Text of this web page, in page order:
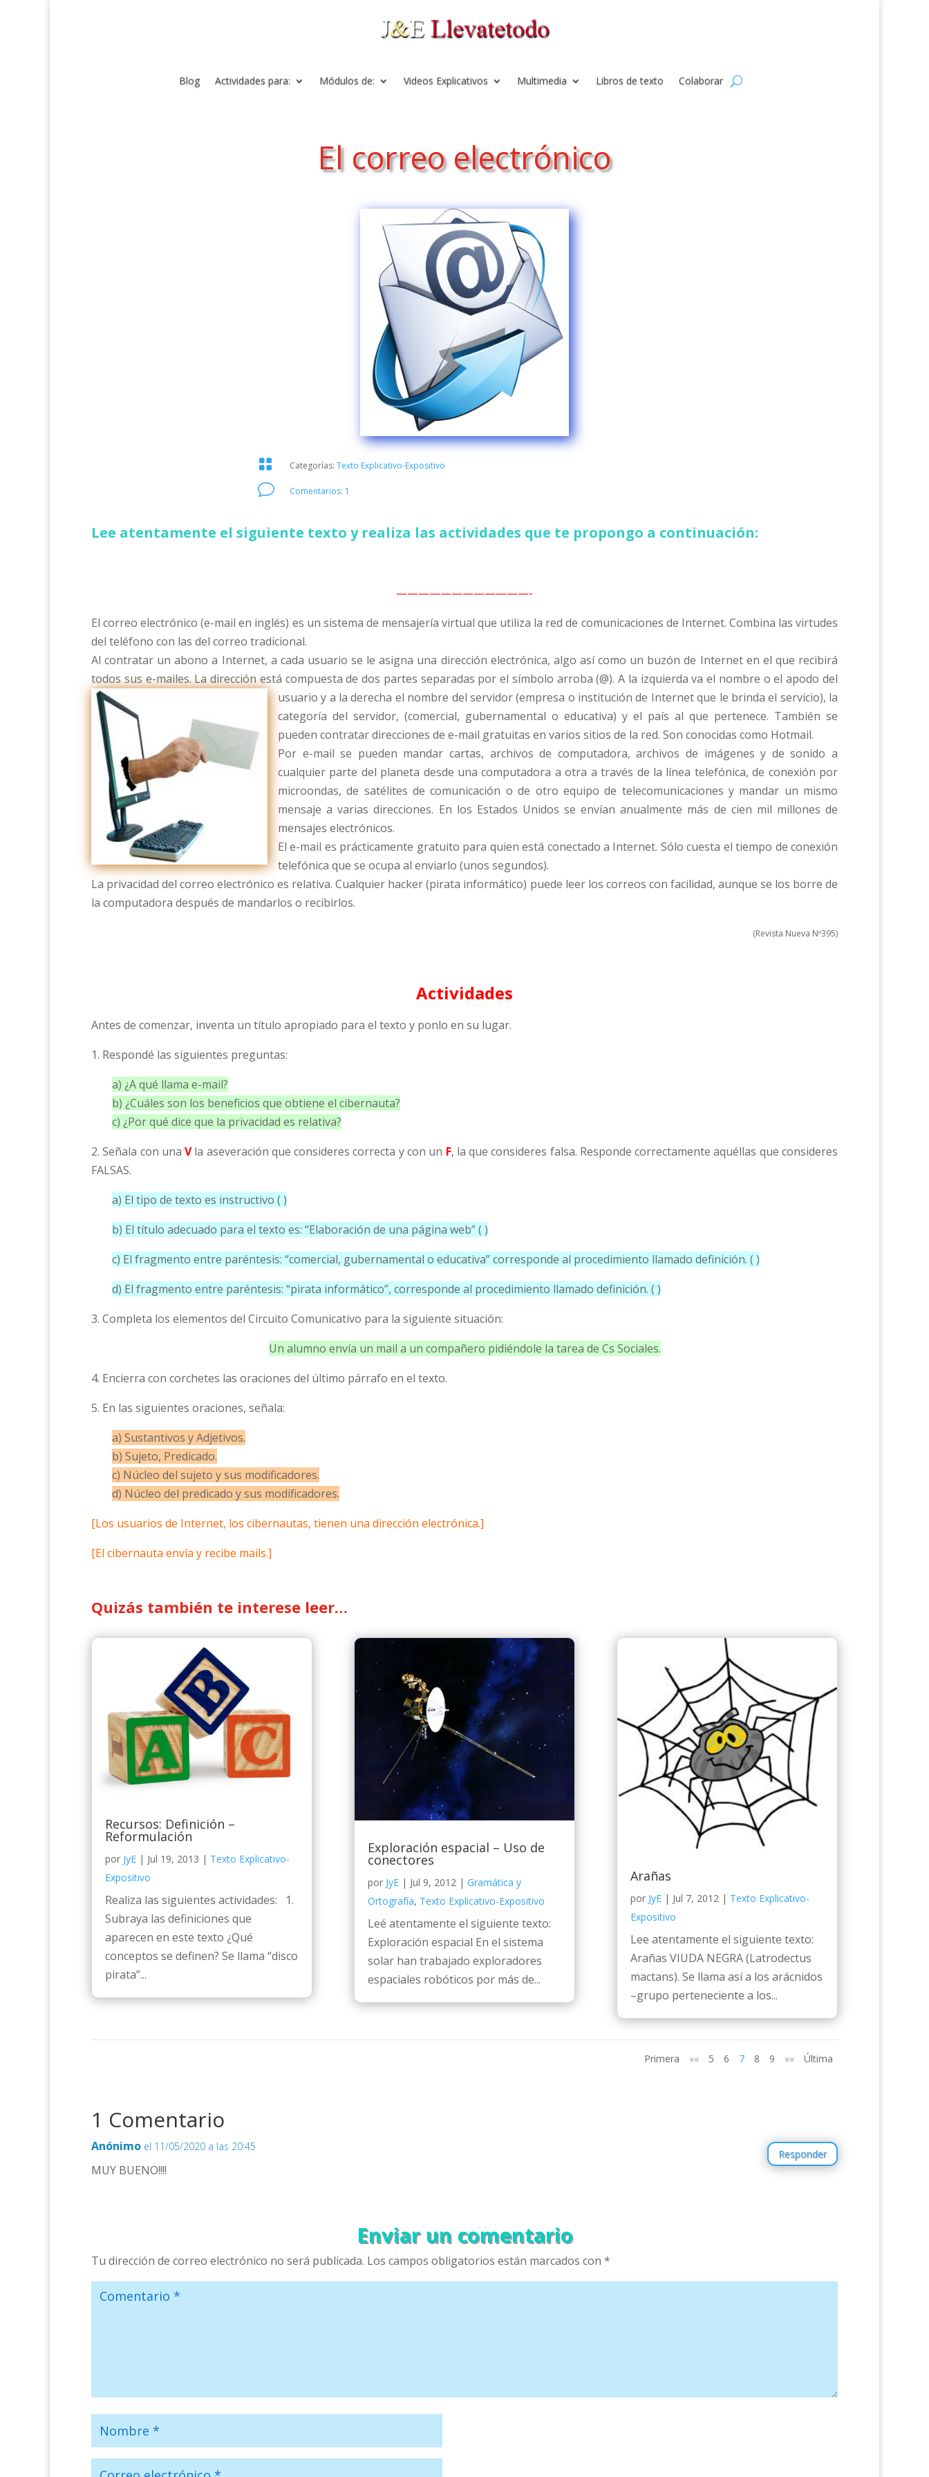
Blog Actividades para: Módulos de: Videos Explicativos Multimedia Libros de texto Colaborar
El correo electrónico
 Categorías: Texto Explicativo-Expositivo
v Comentarios: 1
Lee atentamente el siguiente texto y realiza las actividades que te propongo a continuación:
————————————-
El correo electrónico (e-mail en inglés) es un sistema de mensajería virtual que utiliza la red de comunicaciones de Internet. Combina las virtudes
del teléfono con las del correo tradicional.
Al contratar un abono a Internet, a cada usuario se le asigna una dirección electrónica, algo así como un buzón de Internet en el que recibirá
todos sus e-mailes. La dirección está compuesta de dos partes separadas por el símbolo arroba (@). A la izquierda va el nombre o el apodo del
usuario y a la derecha el nombre del servidor (empresa o institución de Internet que le brinda el servicio), la
categoría del servidor, (comercial, gubernamental o educativa) y el país al que pertenece. También se
pueden contratar direcciones de e-mail gratuitas en varios sitios de la red. Son conocidas como Hotmail.
Por e-mail se pueden mandar cartas, archivos de computadora, archivos de imágenes y de sonido a
cualquier parte del planeta desde una computadora a otra a través de la línea telefónica, de conexión por
microondas, de satélites de comunicación o de otro equipo de telecomunicaciones y mandar un mismo
mensaje a varias direcciones. En los Estados Unidos se envían anualmente más de cien mil millones de
mensajes electrónicos.
El e-mail es prácticamente gratuito para quien está conectado a Internet. Sólo cuesta el tiempo de conexión
telefónica que se ocupa al enviarlo (unos segundos).
La privacidad del correo electrónico es relativa. Cualquier hacker (pirata informático) puede leer los correos con facilidad, aunque se los borre de
la computadora después de mandarlos o recibirlos.
(Revista Nueva Nº395)
Actividades
Antes de comenzar, inventa un título apropiado para el texto y ponlo en su lugar.
1. Respondé las siguientes preguntas:
a) ¿A qué llama e-mail?
b) ¿Cuáles son los beneficios que obtiene el cibernauta?
c) ¿Por qué dice que la privacidad es relativa?
2. Señala con unaVla aseveración que consideres correcta y con un F, la que consideres falsa. Responde correctamente aquéllas que consideres
FALSAS.
a) El tipo de texto es instructivo ( )
b) El título adecuado para el texto es: “Elaboración de una página web” ( )
c) El fragmento entre paréntesis: “comercial, gubernamental o educativa” corresponde al procedimiento llamado definición. ( )
d) El fragmento entre paréntesis: “pirata informático”, corresponde al procedimiento llamado definición. ( )
3. Completa los elementos del Circuito Comunicativo para la siguiente situación:
Un alumno envía un mail a un compañero pidiéndole la tarea de Cs Sociales.
4. Encierra con corchetes las oraciones del último párrafo en el texto.
5. En las siguientes oraciones, señala:
a) Sustantivos y Adjetivos.
b) Sujeto, Predicado.
c) Núcleo del sujeto y sus modificadores.
d) Núcleo del predicado y sus modificadores.
[Los usuarios de Internet, los cibernautas, tienen una dirección electrónica.]
[El cibernauta envía y recibe mails.]
Quizás también te interese leer…
Recursos: Definición –
Reformulación
por JyE | Jul 19, 2013 | Texto Explicativo-
Expositivo
Realiza las siguientes actividades: 1.
Subraya las definiciones que
aparecen en este texto ¿Qué
conceptos se definen? Se llama “disco
pirata”...
Exploración espacial – Uso de
conectores
por JyE| Jul 9, 2012 | Gramática y
Ortografía, Texto Explicativo-Expositivo
Leé atentamente el siguiente texto:
Exploración espacial En el sistema
solar han trabajado exploradores
espaciales robóticos por más de...
Arañas
por JyE| Jul 7, 2012| Texto Explicativo-
Expositivo
Lee atentamente el siguiente texto:
Arañas VIUDA NEGRA (Latrodectus
mactans). Se llama así a los arácnidos
–grupo perteneciente a los...
Primera «« 5 6 7 8 9 »» Última
1 Comentario
Anónimo el 11/05/2020 a las 20:45
MUY BUENO!!!!
Responder
Enviar un comentario
Tu dirección de correo electrónico no será publicada. Los campos obligatorios están marcados con *